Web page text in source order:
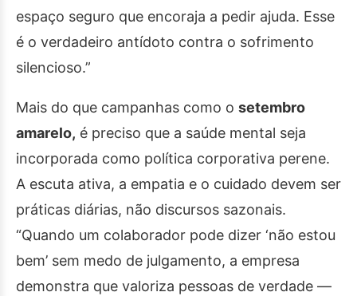
espaço seguro que encoraja a pedir ajuda. Esse
é o verdadeiro antídoto contra o sofrimento
silencioso.”
Mais do que campanhas como o setembro
amarelo, é preciso que a saúde mental seja
incorporada como política corporativa perene.
A escuta ativa, a empatia e o cuidado devem ser
práticas diárias, não discursos sazonais.
“Quando um colaborador pode dizer ‘não estou
bem’ sem medo de julgamento, a empresa
demonstra que valoriza pessoas de verdade —